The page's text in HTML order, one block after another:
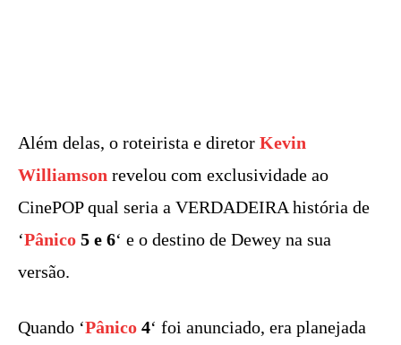
Além delas, o roteirista e diretor Kevin
Williamson revelou com exclusividade ao
CinePOP qual seria a VERDADEIRA história de
‘Pânico 5 e 6‘ e o destino de Dewey na sua
versão.
Quando ‘Pânico 4‘ foi anunciado, era planejada